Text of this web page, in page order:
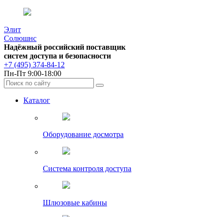
Элит
Солюшнс
Надёжный российский поставщик
систем доступа и безопасности
+7 (495) 374-84-12
Пн-Пт 9:00-18:00
Каталог
Оборудование досмотра
Система контроля доступа
Шлюзовые кабины